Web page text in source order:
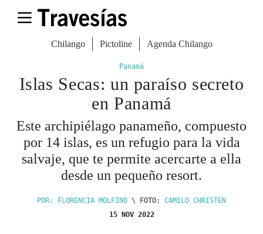
Chilango Pictoline Agenda Chilango
Panamá
Islas Secas: un paraíso secreto
en Panamá
Este archipiélago panameño, compuesto
por 14 islas, es un refugio para la vida
salvaje, que te permite acercarte a ella
desde un pequeño resort.
POR: FLORENCIA MOLFINO \ FOTO: CAMILO CHRISTEN
15 NOV 2022